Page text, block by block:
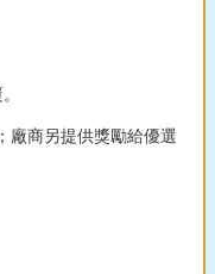
廠商另提供獎勵給優選